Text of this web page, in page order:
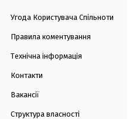
Угода Користувача Спільноти
Правила коментування
Технічна інформація
Контакти
Вакансії
Структура власності